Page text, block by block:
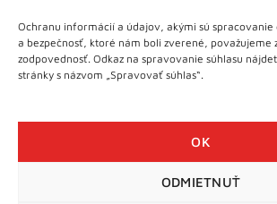
Ochranu informácií a údajov, akými sú
a bezpečnosť, ktoré nám boli zverené, považujeme
zodpovednosť. Odkaz na spravovanie súhlasu
stránky s názvom „Spravovať súhlas“.
OK
ODMIETNUŤ
Info tel.: +421 917 779 888
Vínotéka: +421 917 888 879
Vínotéka: Bratislavská 49/B, Bratislava 841